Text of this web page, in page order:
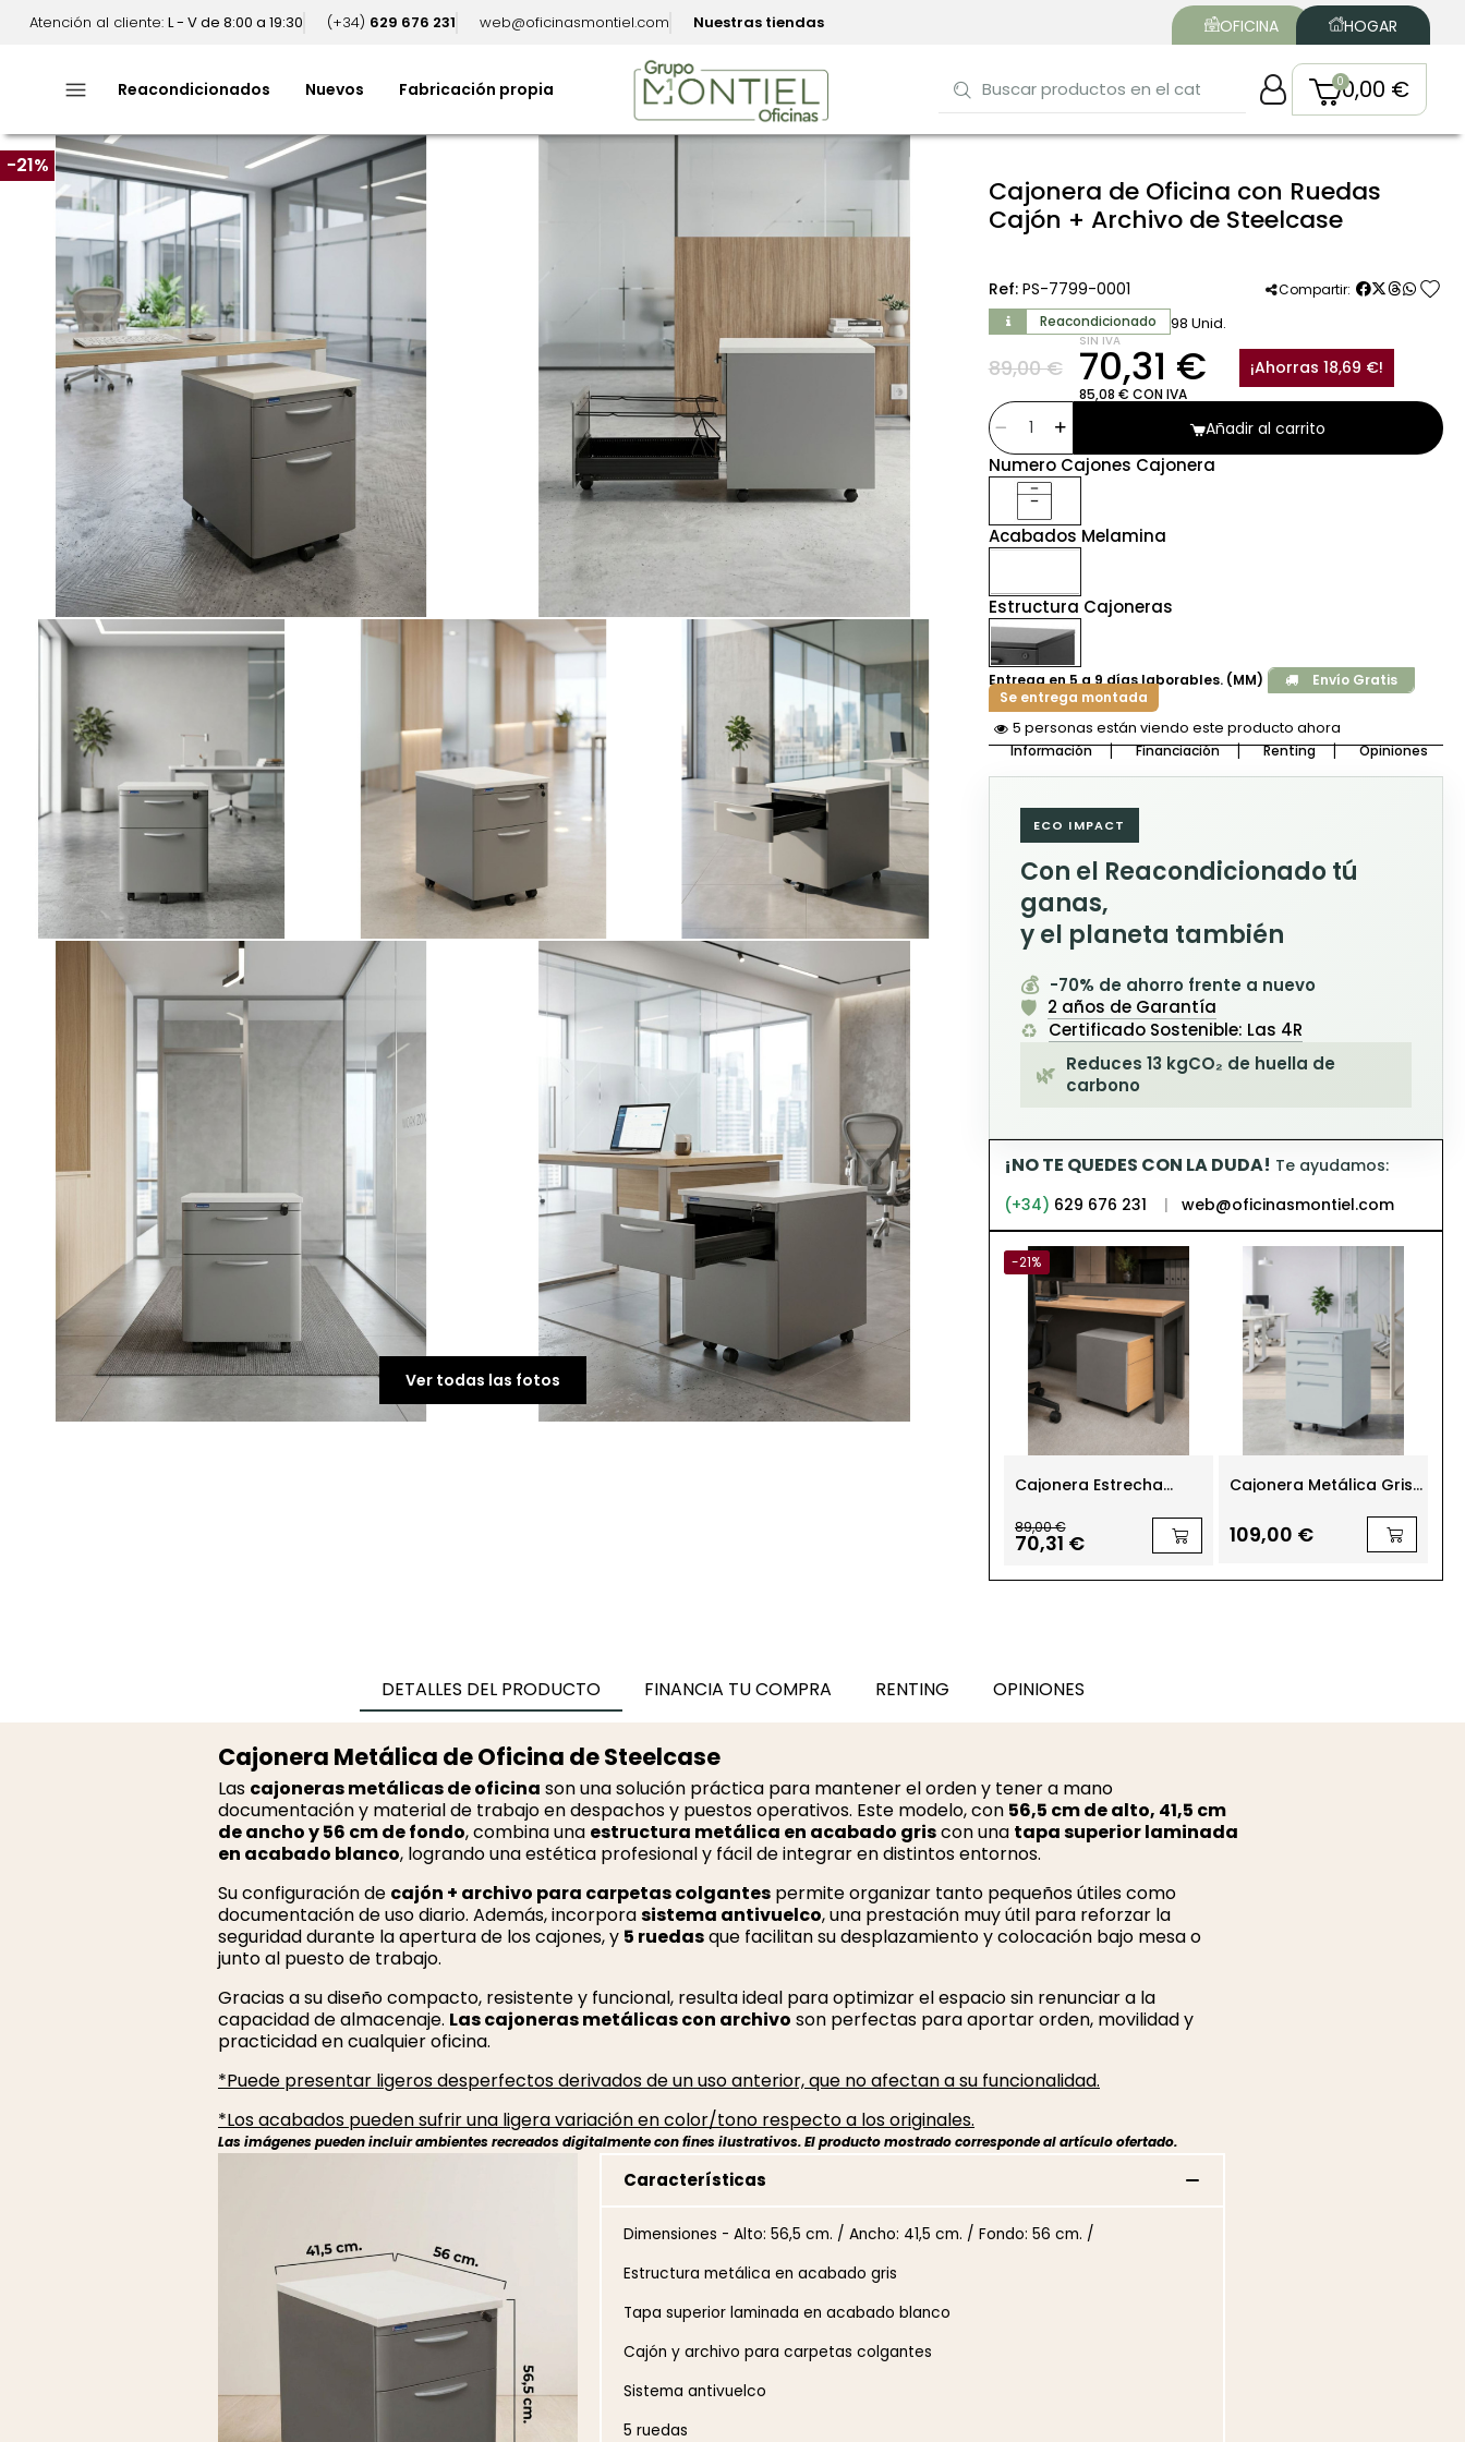
Atención al cliente: L - V de 8:00 a 19:30 (+34) 629 676 231 web@oficinasmontiel.com Nuestras tiendas OFICINA HOGAR
menu Reacondicionados Nuevos Fabricación propia 0,00 €
Ver todas las fotos
-21%
Cajonera de Oficina con Ruedas
Cajón + Archivo de Steelcase
Ref: PS-7799-0001 Compartir: favorite
Reacondicionado 98 Unid.
89,00 €
SIN IVA
70,31 €
85,08 € CON IVA
¡Ahorras 18,69 €!
Añadir al carrito
Numero Cajones Cajonera
Acabados Melamina
Estructura Cajoneras
Entrega en 5 a 9 días laborables. (MM)
Envío Gratis
Se entrega montada
6 personas están viendo este producto ahora
Información Financiación Renting Opiniones
ECO IMPACT
Con el Reacondicionado tú
ganas,
y el planeta también
💰 -70% de ahorro frente a nuevo
🛡️ 2 años de Garantía
♻️ Certificado Sostenible: Las 4R
🌿 Reduces 13 kgCO₂ de huella de
carbono
¡NO TE QUEDES CON LA DUDA! Te ayudamos:
(+34) 629 676 231 | web@oficinasmontiel.com
-21%
Cajonera Estrecha
89,00 €
70,31 €
Cajonera Metálica Gris
109,00 €
DETALLES DEL PRODUCTO FINANCIA TU COMPRA RENTING OPINIONES
Cajonera Metálica de Oficina de Steelcase
Las cajoneras metálicas de oficina son una solución práctica para mantener el orden y tener a mano
documentación y material de trabajo en despachos y puestos operativos. Este modelo, con 56,5 cm de alto, 41,5 cm
de ancho y 56 cm de fondo, combina una estructura metálica en acabado griscon una tapa superior laminada
en acabado blanco, logrando una estética profesional y fácil de integrar en distintos entornos.
Su configuración de cajón + archivo para carpetas colgantes permite organizar tanto pequeños útiles como
documentación de uso diario. Además, incorporasistema antivuelco, una prestación muy útil para reforzar la
seguridad durante la apertura de los cajones, y 5 ruedasque facilitan su desplazamiento y colocación bajo mesa o
junto al puesto de trabajo.
Gracias a su diseño compacto, resistente y funcional, resulta ideal para optimizar el espacio sin renunciar a la
capacidad de almacenaje. Las cajoneras metálicas con archivo son perfectas para aportar orden, movilidad y
practicidad en cualquier oficina.
*Puede presentar ligeros desperfectos derivados de un uso anterior, que no afectan a su funcionalidad.
*Los acabados pueden sufrir una ligera variación en color/tono respecto a los originales.
Las imágenes pueden incluir ambientes recreados digitalmente con fines ilustrativos. El producto mostrado corresponde al artículo ofertado.
Características
Dimensiones - Alto: 56,5 cm. / Ancho: 41,5 cm. / Fondo: 56 cm. /
Estructura metálica en acabado gris
Tapa superior laminada en acabado blanco
Cajón y archivo para carpetas colgantes
Sistema antivuelco
5 ruedas